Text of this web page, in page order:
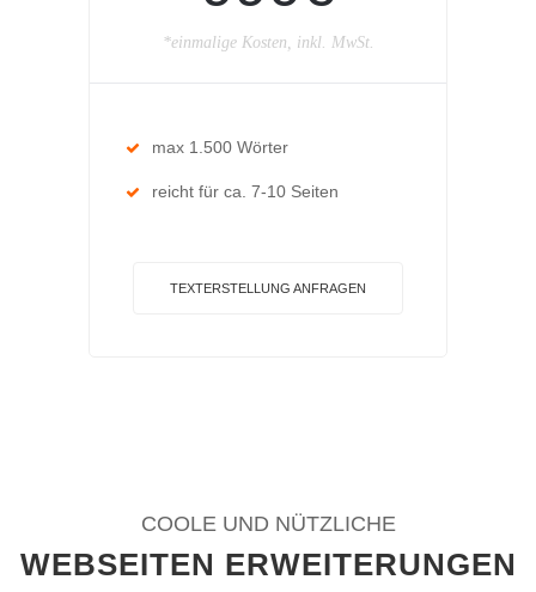
*einmalige Kosten, inkl. MwSt.
max 1.500 Wörter
reicht für ca. 7-10 Seiten
TEXTERSTELLUNG ANFRAGEN
COOLE UND NÜTZLICHE
WEBSEITEN ERWEITERUNGEN